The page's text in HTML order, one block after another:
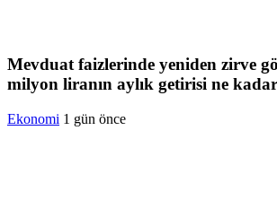
Mevduat faizlerinde yeniden zirve
milyon liranın aylık getirisi ne
Ekonomi 1 gün önce